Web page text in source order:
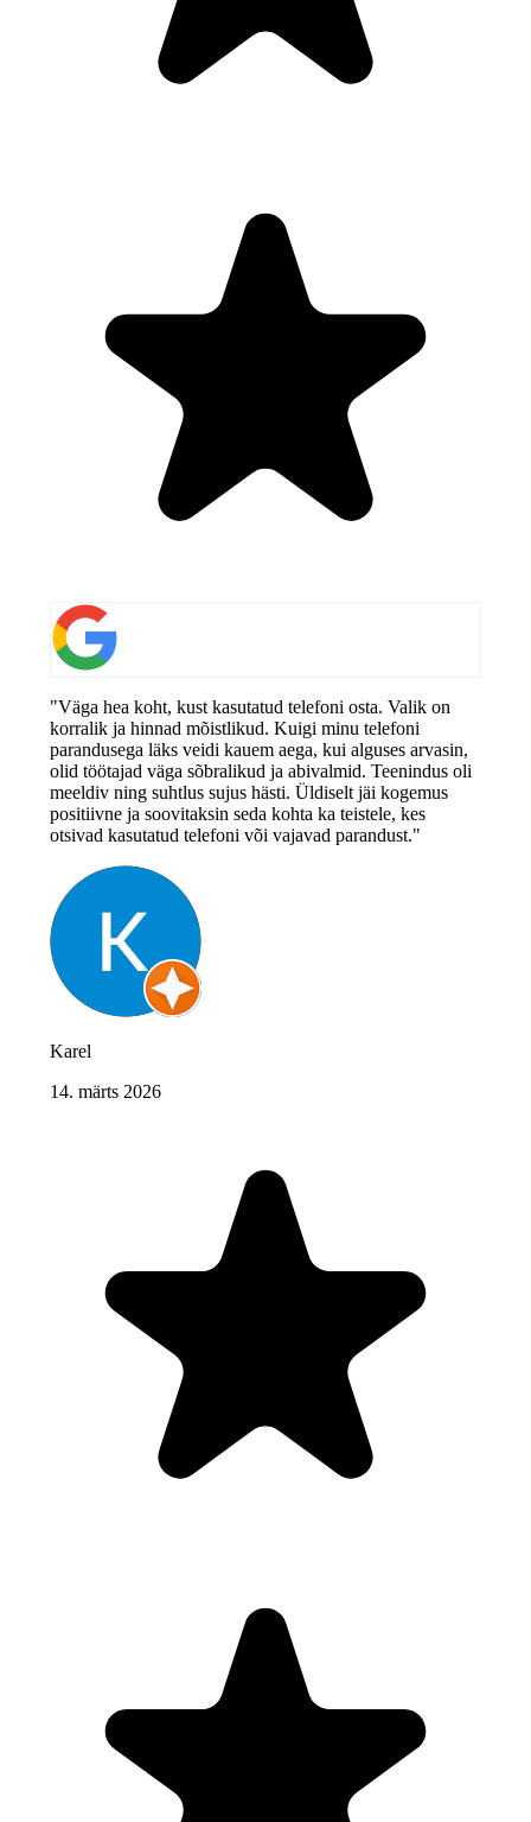
"Väga hea koht, kust kasutatud telefoni osta. Valik on
korralik ja hinnad mõistlikud. Kuigi minu telefoni
parandusega läks veidi kauem aega, kui alguses arvasin,
olid töötajad väga sõbralikud ja abivalmid. Teenindus oli
meeldiv ning suhtlus sujus hästi. Üldiselt jäi kogemus
positiivne ja soovitaksin seda kohta ka teistele, kes
otsivad kasutatud telefoni või vajavad parandust."
Karel
14. märts 2026